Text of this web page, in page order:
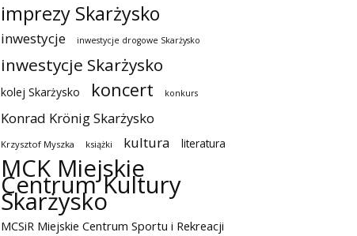
imprezy Skarżysko
inwestycje inwestycje drogowe Skarżysko
inwestycje Skarżysko
kolej Skarżysko koncert konkurs
Konrad Krönig Skarżysko
Krzysztof Myszka książki kultura literatura
MCK Miejskie
Centrum Kultury
Skarżysko
MCSiR Miejskie Centrum Sportu i Rekreacji